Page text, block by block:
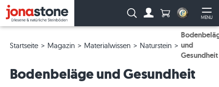
MENU
Suche: Anzahl
Startseite Magazin Materialwissen Naturstein
und
Gesundheit
Bodenbeläge und Gesundheit